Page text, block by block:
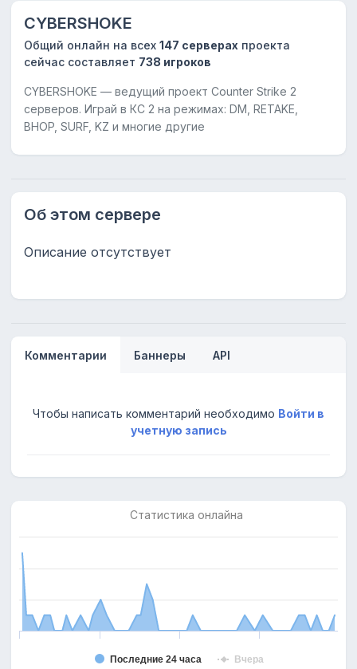
CYBERSHOKE
Общий онлайн на всех 147 серверах проекта
сейчас составляет 738 игроков
CYBERSHOKE — ведущий проект Counter Strike 2
серверов. Играй в КС 2 на режимах: DM, RETAKE,
BHOP, SURF, KZ и многие другие
Об этом сервере
Описание отсутствует
Комментарии Баннеры API
Чтобы написать комментарий необходимо Войти в
учетную запись
Последние 24 часа Вчера
Статистика онлайна